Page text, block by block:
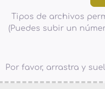
Tipos de archivos
(Puedes subir un
Por favor, arrastra y